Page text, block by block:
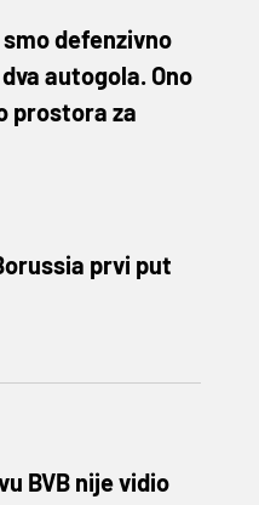
defenzivno
autogola. Ono
prostora za
prvi put
BVB nije vidio